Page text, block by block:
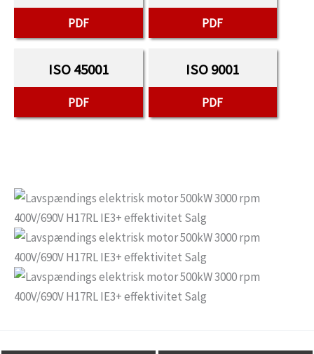
PDF PDF
ISO 45001
PDF
ISO 9001
PDF